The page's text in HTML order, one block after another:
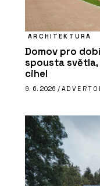
ARCHITEKTURA
Domov pro
spousta světla,
cihel
9. 6. 2026 /